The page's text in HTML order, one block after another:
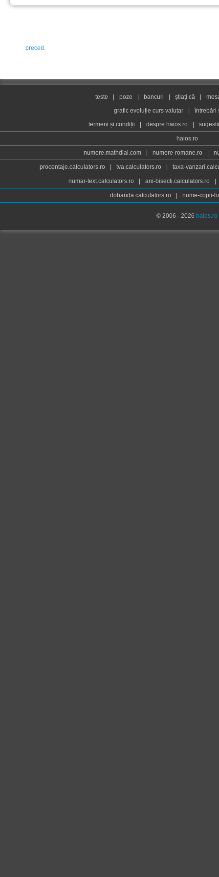
preced.
teste poze bancuri știați că
grafic evoluție curs valutar
întrebări
termeni și condiții
despre haios.ro
haios.ro
numere.mathdial.com numere-romane.ro
procentaje.calculators.ro tva.calculators.ro taxa-
numar-text.calculators.ro ani-bisecti.calculators.ro
dobanda.calculators.ro nume-copii-
© 2006 - 2026 haios.ro